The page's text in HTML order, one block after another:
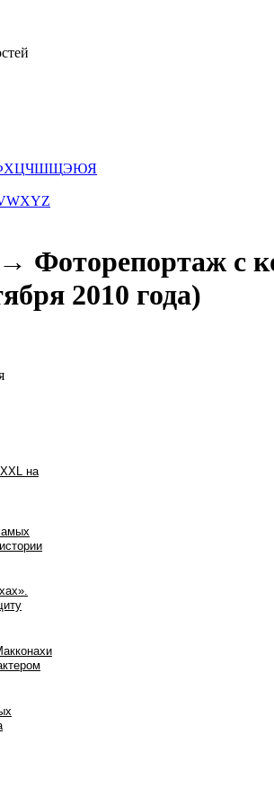
ХЦЧШЩЭЮЯ
WXYZ
→ Фоторепортаж с
2010 года)